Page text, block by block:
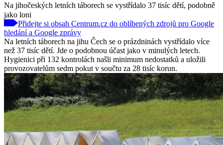
Na jihočeských letních táborech se vystřídalo 37 tisíc dětí, podobně
jako loni
Přidejte si obsah Centrum.cz do oblíbených zdrojů pro Google
hledání a Google zprávy
Na letních táborech na jihu Čech se o prázdninách vystřídalo více
než 37 tisíc dětí. Jde o podobnou účast jako v minulých letech.
Hygienici při 132 kontrolách našli minimum nedostatků a uložili
provozovatelům sedm pokut v součtu za 28 tisíc korun.